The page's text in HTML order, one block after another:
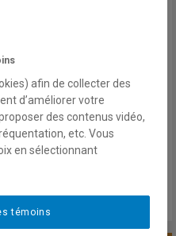
plus
afin de collecter des
d’améliorer votre
des contenus vidéo,
etc. Vous
en sélectionnant
témoins